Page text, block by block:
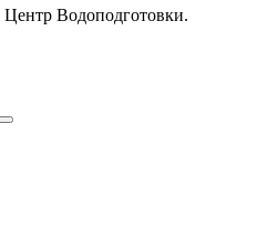
Водоподготовки.